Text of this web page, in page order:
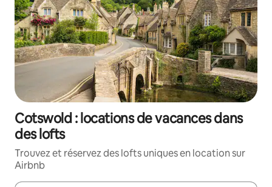
Cotswold : locations de vacances dans
des lofts
Trouvez et réservez des lofts uniques en location sur
Airbnb